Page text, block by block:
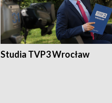
Studia TVP3 Wrocław